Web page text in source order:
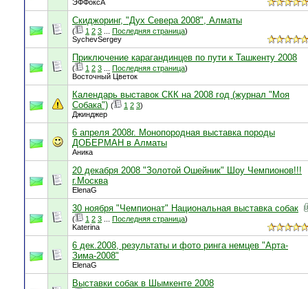
ЭФФоксА
Скиджоринг, "Дух Севера 2008", Алматы
( 1 2 3 Последняя страница)
SychevSergey
Приключение карагандинцев по пути к Ташкенту 2008
( 1 2 3 Последняя страница)
Восточный Цветок
Календарь выставок СКК на 2008 год (журнал "Моя
Собака") ( 1 2 3)
Джинджер
6 апреля 2008г. Монопородная выставка породы
ДОБЕРМАН в Алматы
Аника
20 декабря 2008 "Золотой Ошейник" Шоу Чемпионов!!!
г.Москва
ElenaG
30 ноября "Чемпионат" Национальная выставка собак
( 1 2 3 Последняя страница)
Katerina
6 дек.2008, результаты и фото ринга немцев "Арта-
Зима-2008"
ElenaG
Выставки собак в Шымкенте 2008